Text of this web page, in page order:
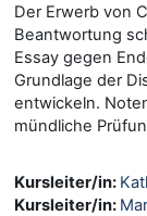
Der Erwerb von
Beantwortung
Essay gegen
Grundlage der
entwickeln.
mündliche
Kursleiter/in:
Kursleiter/in: